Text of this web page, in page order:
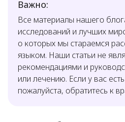
Важно:
Все материалы нашего
исследований и лучших
о которых мы стараемся
языком. Наши статьи не
рекомендациями и
или лечению. Если у вас
пожалуйста, обратитесь к